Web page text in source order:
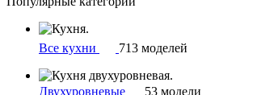
Все кухни 713 моделей
Двухуровневые 53 модели